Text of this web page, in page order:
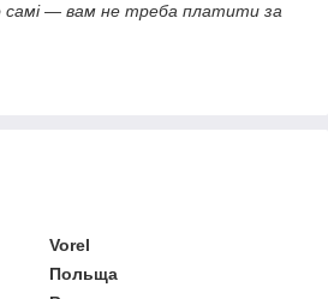
самі — вам не треба платити за
Vorel
Польща